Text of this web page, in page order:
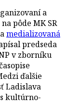
a
pôde MK SR
medializovaná
predseda
v zborníku
ďalšie
Ladislava
kultúrno-